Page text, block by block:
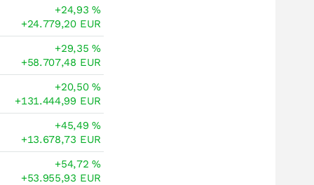
+24,93%
+24.779,20 EUR
+29,35%
+58.707,48 EUR
+20,50%
+131.444,99 EUR
+45,49%
+13.678,73 EUR
+54,72%
+53.955,93 EUR